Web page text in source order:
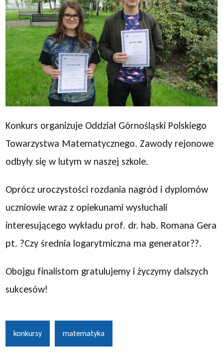
Konkurs organizuje Oddział Górnośląski Polskiego
Towarzystwa Matematycznego. Zawody rejonowe
odbyły się w lutym w naszej szkole.
Oprócz uroczystości rozdania nagród i dyplomów
uczniowie wraz z opiekunami wysłuchali
interesującego wykładu prof. dr. hab. Romana Gera
pt. ?Czy średnia logarytmiczna ma generator??.
Obojgu finalistom gratulujemy i życzymy dalszych
sukcesów!
konkursy matematyka